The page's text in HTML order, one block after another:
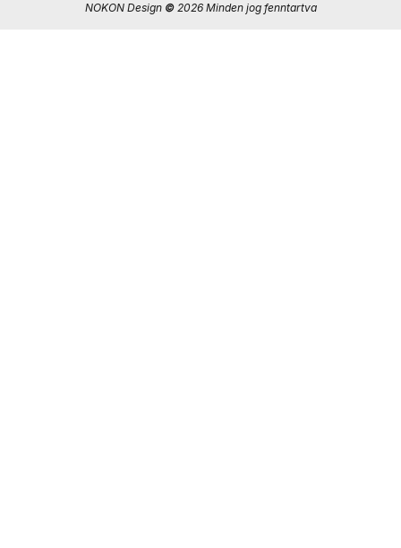
NOKON Design ©2026 Minden jog fenntartva